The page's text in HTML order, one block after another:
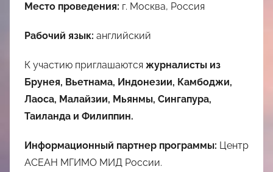
Место проведения: г. Москва, Россия
Рабочий язык: английский
К участию приглашаются журналисты из
Брунея, Вьетнама, Индонезии, Камбоджи,
Лаоса, Малайзии, Мьянмы, Сингапура,
Таиланда и Филиппин.
Информационный партнер программы: Центр
АСЕАН МГИМО МИД России.